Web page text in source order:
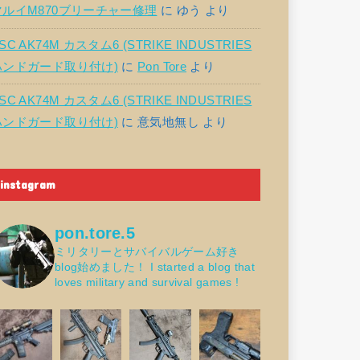
ルイM870ブリーチャー修理 に ゆう より
AK74M カスタム6 (STRIKE INDUSTRIES
ンドガード取り付け) に Pon Tore より
AK74M カスタム6 (STRIKE INDUSTRIES
ンドガード取り付け) に意気地無し より
instagram
pon.tore.5
ミリタリーとサバイバルゲーム好き
blog始めました！
I started a blog that
loves military and survival games !